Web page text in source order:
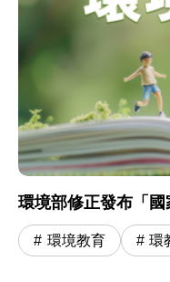
環境部修正發布「國
環境教育 環